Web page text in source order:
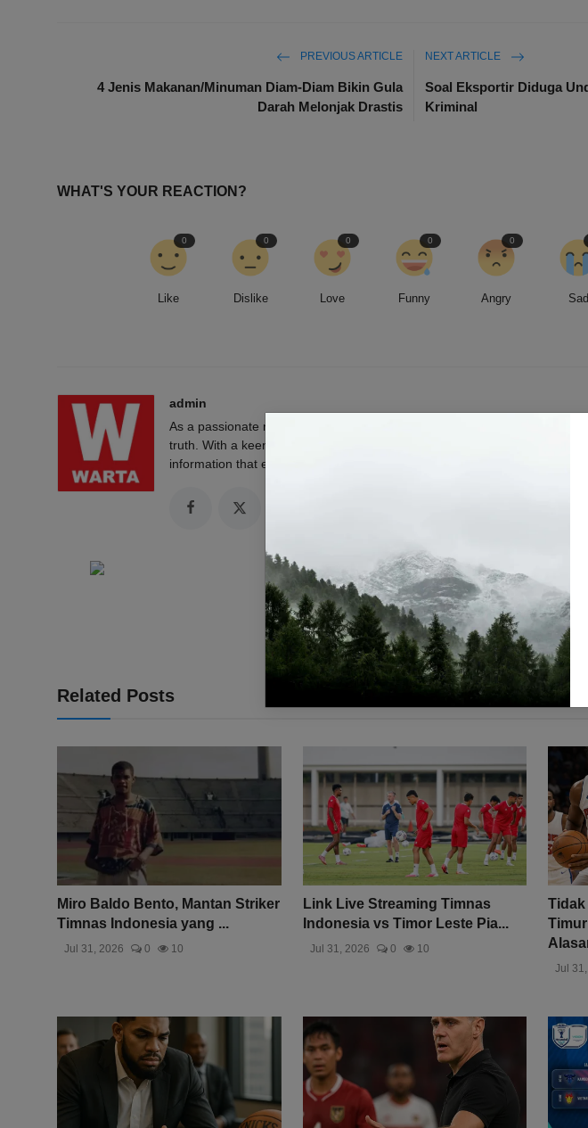
PREVIOUS ARTICLE
4 Jenis Makanan/Minuman Diam-Diam Bikin Gula
Darah Melonjak Drastis
NEXT ARTICLE
Soal Eksportir Diduga
Kriminal
WHAT'S YOUR REACTION?
Like
0
Dislike
0
Love
0
Funny
0
Angry
0
Sad
admin
As a passionate news reporter, I am fueled by an insatiable curiosity and
truth. With a keen eye for detail and a relentless pursuit of stories, I strive
information that empowers and engages readers.
Related Posts
Miro Baldo Bento, Mantan Striker
Timnas Indonesia yang ...
Jul 31, 2026 0 10
Link Live Streaming Timnas
Indonesia vs Timor Leste Pia...
Jul 31, 2026 0 10
Tidak
Jul